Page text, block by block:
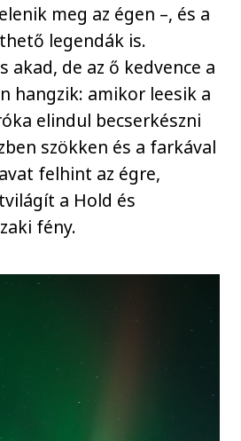
meg az égen –, és a
legendák is.
akad, de az ő kedvence a
hangzik: amikor leesik a
elindul becserkészni
szökken és a farkával
felhint az égre,
a Hold és
fény.